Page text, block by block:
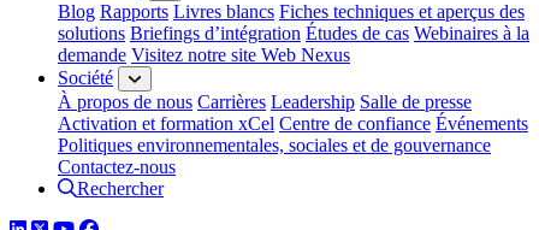
Blog Rapports Livres blancs Fiches techniques et aperçus des
solutions Briefings d’intégration Études de cas Webinaires à la
demande Visitez notre site Web Nexus
Société
À propos de nous Carrières Leadership Salle de presse
Activation et formation xCel Centre de confiance Événements
Politiques environnementales, sociales et de gouvernance
Contactez-nous
Rechercher